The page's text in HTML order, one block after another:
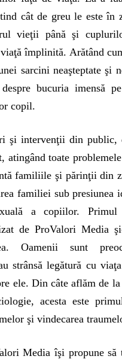
cât de greu le este în
vieţii până şi
împlinită. Arătând
sarcini neaşteptate şi
bucuria imensă
copil.
şi intervenţii din public,
atingând toate
familiile şi părinţii din
familiei sub presiunea
a copiilor.
de ProValori Media
Oamenii sunt
strânsă legătură cu
ele. Din câte aflăm de
acesta este
şi vindecarea
Media îşi propune să